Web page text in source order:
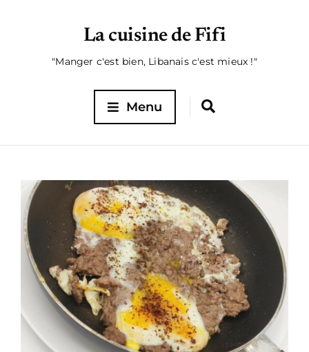
La cuisine de Fifi
"Manger c'est bien, Libanais c'est mieux !"
Menu